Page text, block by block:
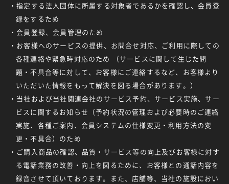
・指定する法人団体に所属する対象者であるかを確認し、会員登
録をするため
・会員登録、会員管理のため
・お客様へのサービスの提供、お問合せ対応、ご利用に際しての
各種連絡や緊急時対応のため （サービスに関して生じた問
題・不具合等に対して、お客様にご連絡するなど、お客様より
いただいた情報をもって解決を図る場合があります。）
・当社および当社関連会社のサービス予約、サービス実施、サー
ビスに関するお知らせ（予約状況の管理および必要時のご連絡
実施、各種ご案内、会員システムの仕様変更・利用方法の変
更・不具合）のため
・ご購入商品の確認、品質・サービス等の向上及びお客様に対す
る電話業務の改善・向上を図るために、お客様との通話内容を
録音させて頂いております。また、店舗等、当社の施設におい